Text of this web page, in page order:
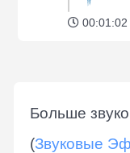
00:01:02
Больше
(Звуковые